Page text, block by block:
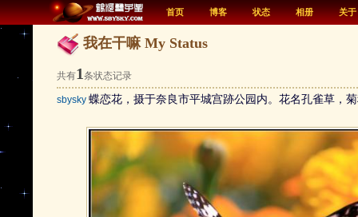
首页 博客 状态 相册 关于
我在干嘛 My Status
共有1 条状态记录
sbysky 蝶恋花，摄于奈良市平城宫跡公园内。花名孔雀草，